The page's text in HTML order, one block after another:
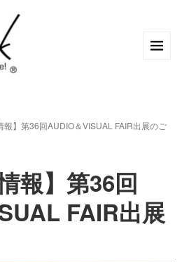
報】第36回AUDIO＆VISUAL FAIR出展のご
報】第36回
FAIR出展